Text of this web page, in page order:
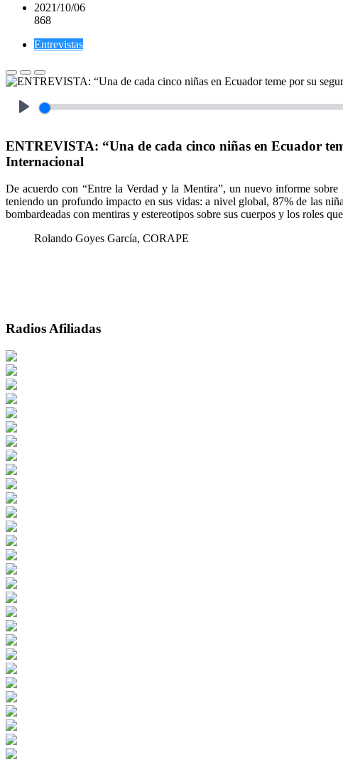
2021/10/06
868
Entrevistas
ENTREVISTA: “Una de cada cinco niñas en Ecuador
Internacional
De acuerdo con “Entre la Verdad y la Mentira”, un nuevo informe
teniendo un profundo impacto en sus vidas: a nivel global, 87% de las
bombardeadas con mentiras y estereotipos sobre sus cuerpos y los roles
Rolando Goyes García, CORAPE
Radios Afiliadas